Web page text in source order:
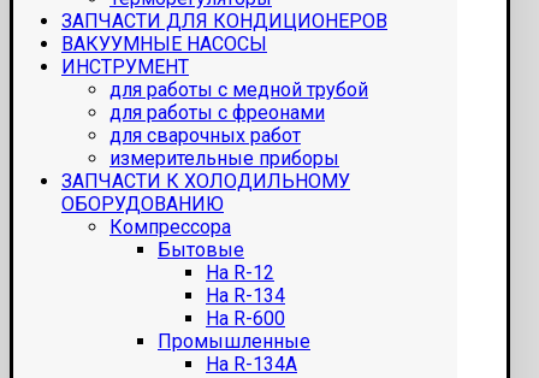
ЗАПЧАСТИ ДЛЯ КОНДИЦИОНЕРОВ
ВАКУУМНЫЕ НАСОСЫ
ИНСТРУМЕНТ
для работы с медной трубой
для работы с фреонами
для сварочных работ
измерительные приборы
ЗАПЧАСТИ К ХОЛОДИЛЬНОМУ
ОБОРУДОВАНИЮ
Компрессора
Бытовые
На R-12
На R-134
На R-600
Промышленные
На R-134A